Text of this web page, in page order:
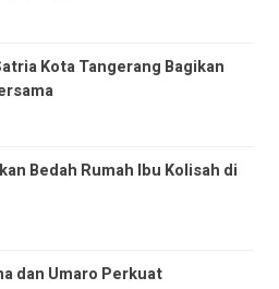
Kota Tangerang Bagikan
Bedah Rumah Ibu Kolisah di
dan Umaro Perkuat